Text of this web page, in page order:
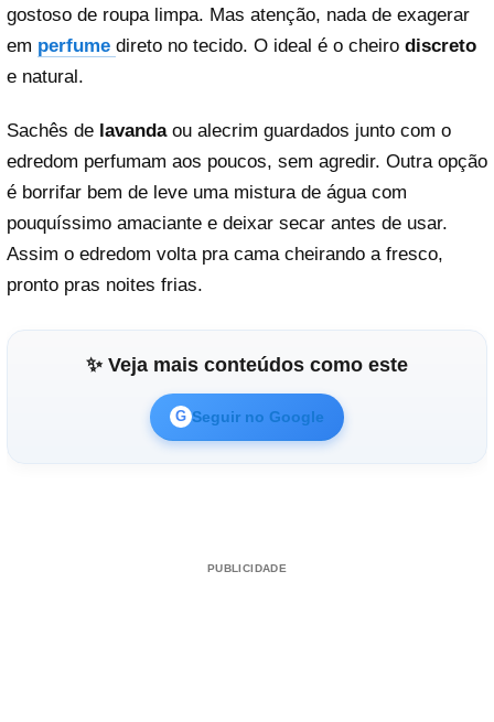
gostoso de roupa limpa. Mas atenção, nada de exagerar
em perfume direto no tecido. O ideal é o cheiro discreto
e natural.
Sachês de lavandaou alecrim guardados junto com o
edredom perfumam aos poucos, sem agredir. Outra opção
é borrifar bem de leve uma mistura de água com
pouquíssimo amaciante e deixar secar antes de usar.
Assim o edredom volta pra cama cheirando a fresco,
pronto pras noites frias.
✨ Veja mais conteúdos como este
G Seguir no Google
PUBLICIDADE